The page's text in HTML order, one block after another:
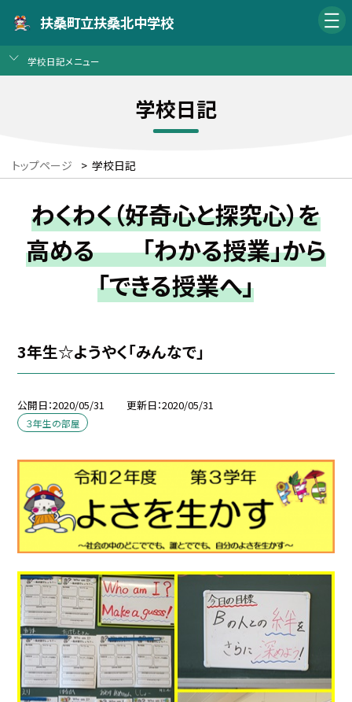
扶桑町立扶桑北中学校
学校日記メニュー
学校日記
トップページ > 学校日記
わくわく（好奇心と探究心）を
高める 「わかる授業」から
「できる授業へ」
3年生☆ようやく「みんなで」
公開日 2020/05/31 更新日 2020/05/31
３年生の部屋